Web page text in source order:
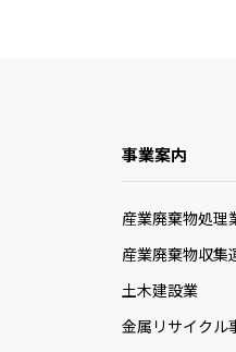
事業案内
産業廃棄物処理
産業廃棄物収集
土木建設業
金属リサイクル